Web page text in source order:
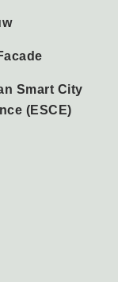
Smart City
(ESCE)